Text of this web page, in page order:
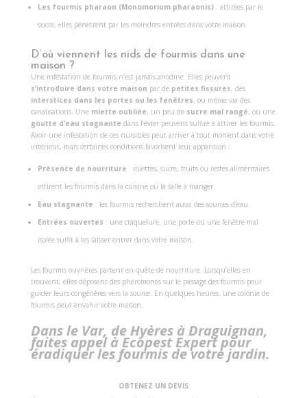
Les fourmis pharaon (Monomorium pharaonis): attirées par le
sucre, elles pénètrent par les moindres entrées dans votre maison.
D’où viennent les nids de fourmis dans une
maison ?
Une infestation de fourmis n’est jamais anodine. Elles peuvent
s’introduire dans votre maison par de petites fissures, des
interstices dans les portes ou les fenêtres, ou même via des
canalisations. Une miette oubliée, un peu de sucre mal rangé, ou une
goutte d’eau stagnante dans l’évier peuvent suffire à attirer les fourmis.
Avoir une infestation de ces nuisibles peut arriver à tout moment dans votre
intérieur, mais certaines conditions favorisent leur apparition :
Présence de nourriture : miettes, sucre, fruits ou restes alimentaires
attirent les fourmis dans la cuisine ou la salle à manger.
Eau stagnante : les fourmis recherchent aussi des sources d’eau.
Entrées ouvertes : une craquelure, une porte ou une fenêtre mal
isolée suffit à les laisser entrer dans votre maison.
Les fourmis ouvrières partent en quête de nourriture. Lorsqu’elles en
trouvent, elles déposent des phéromones sur le passage des fourmis pour
guider leurs congénères vers la source. En quelques heures, une colonie de
fourmis peut envahir votre maison.
Dans le Var, de Hyères à Draguignan,
faites appel à Ecopest Expert pour
éradiquer les fourmis de votre jardin.
OBTENEZ UN DEVIS